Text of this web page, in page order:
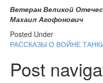
Ветеран Великой
Махаил Агофонович
Posted Under
РАССКАЗЫ О ВОЙНЕ
Post